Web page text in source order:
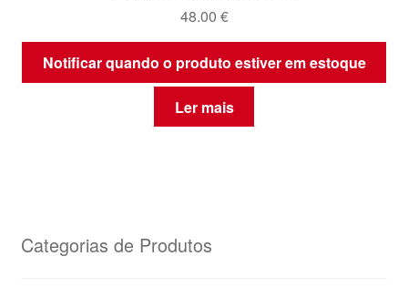
48.00 €
Notificar quando o produto estiver em estoque
Ler mais
Categorias de Produtos